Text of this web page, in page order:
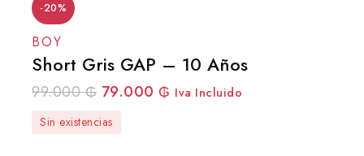
-20%
BOY
Short Gris GAP – 10 Años
99.000₲ 79.000 ₲ Iva Incluido
Sin existencias